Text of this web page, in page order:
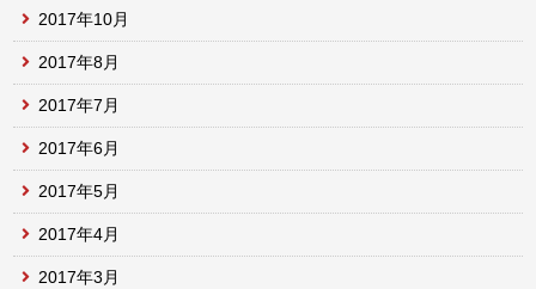
2017年10月
2017年8月
2017年7月
2017年6月
2017年5月
2017年4月
2017年3月